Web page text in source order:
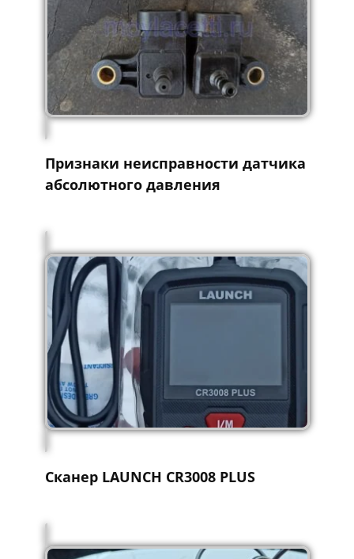
Признаки неисправности датчика
абсолютного давления
Сканер LAUNCH CR3008 PLUS